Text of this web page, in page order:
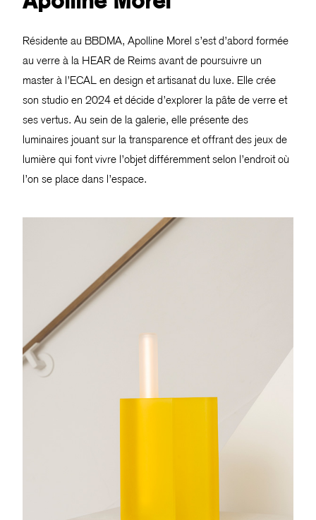
Résidente au BBDMA, Apolline Morel s’est d’abord formée
au verre à la HEAR de Reims avant de poursuivre un
master à l’ECAL en design et artisanat du luxe. Elle crée
son studio en 2024 et décide d’explorer la pâte de verre et
ses vertus. Au sein de la galerie, elle présente des
luminaires jouant sur la transparence et offrant des jeux de
lumière qui font vivre l’objet différemment selon l’endroit où
l’on se place dans l’espace.